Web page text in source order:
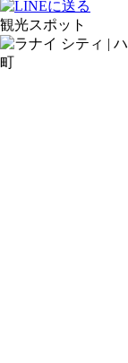
観光スポット